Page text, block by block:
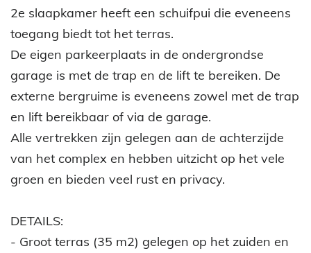
2e slaapkamer heeft een schuifpui die eveneens
toegang biedt tot het terras.
De eigen parkeerplaats in de ondergrondse
garage is met de trap en de lift te bereiken. De
externe bergruime is eveneens zowel met de trap
en lift bereikbaar of via de garage.
Alle vertrekken zijn gelegen aan de achterzijde
van het complex en hebben uitzicht op het vele
groen en bieden veel rust en privacy.
DETAILS:
- Groot terras (35 m2) gelegen op het zuiden en